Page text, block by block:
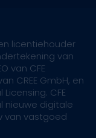
licentiehouder
van
van CFE
CREE GmbH, en
CFE
nieuwe digitale
van vastgoed